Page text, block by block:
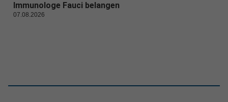
Immunologe Fauci belangen
07.08.2026